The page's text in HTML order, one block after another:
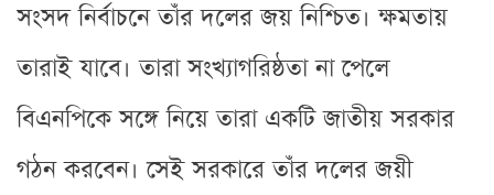
সংসদ নির্বাচনে তাঁর দলের জয় নিশ্চিত। ক্ষমতায়
তারাই যাবে। তারা সংখ্যাগরিষ্ঠতা না পেলে
বিএনপিকে সঙ্গে নিয়ে তারা একটি জাতীয় সরকার
গঠন করবেন। সেই সরকারে তাঁর দলের জয়ী